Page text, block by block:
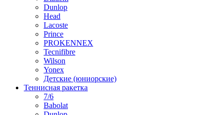
Dunlop
Head
Lacoste
Prince
PROKENNEX
Tecnifibre
Wilson
Yonex
Детские (юниорские)
Теннисная ракетка
7/6
Babolat